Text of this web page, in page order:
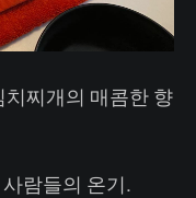
찌개의 매콤한 향
람들의 온기.